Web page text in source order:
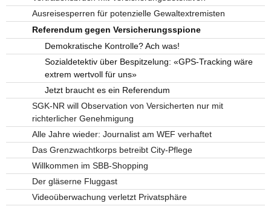
Ausreisesperren für potenzielle Gewaltextremisten
Referendum gegen Versicherungsspione
Demokratische Kontrolle? Ach was!
Sozialdetektiv über Bespitzelung: «GPS-Tracking wäre
extrem wertvoll für uns»
Jetzt braucht es ein Referendum
SGK-NR will Observation von Versicherten nur mit
richterlicher Genehmigung
Alle Jahre wieder: Journalist am WEF verhaftet
Das Grenzwachtkorps betreibt City-Pflege
Willkommen im SBB-Shopping
Der gläserne Fluggast
Videoüberwachung verletzt Privatsphäre